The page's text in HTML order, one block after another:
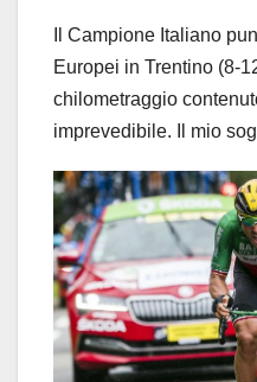
Il Campione Italiano
Europei in Trentino (8-
chilometraggio
imprevedibile. Il mio